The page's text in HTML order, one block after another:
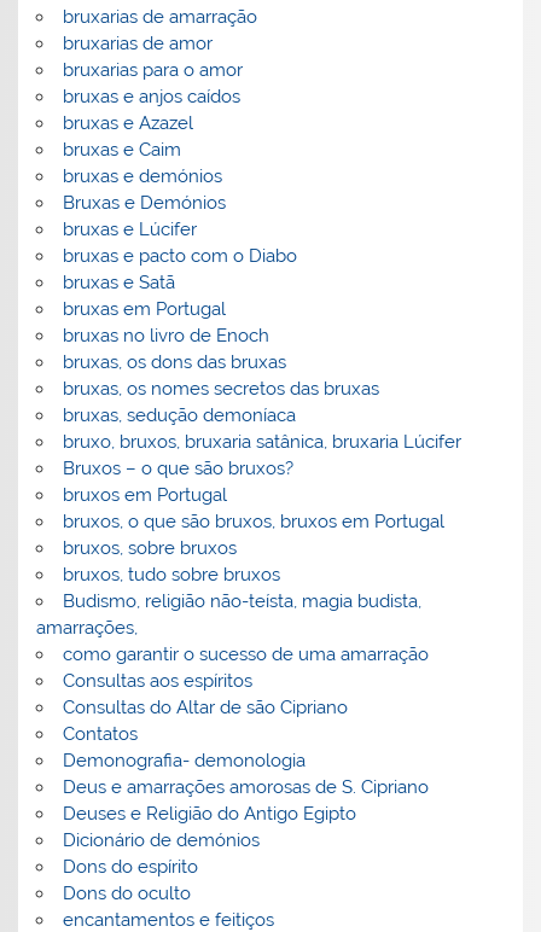
bruxarias de amarração
bruxarias de amor
bruxarias para o amor
bruxas e anjos caídos
bruxas e Azazel
bruxas e Caim
bruxas e demónios
Bruxas e Demónios
bruxas e Lúcifer
bruxas e pacto com o Diabo
bruxas e Satã
bruxas em Portugal
bruxas no livro de Enoch
bruxas, os dons das bruxas
bruxas, os nomes secretos das bruxas
bruxas, sedução demoníaca
bruxo, bruxos, bruxaria satânica, bruxaria Lúcifer
Bruxos – o que são bruxos?
bruxos em Portugal
bruxos, o que são bruxos, bruxos em Portugal
bruxos, sobre bruxos
bruxos, tudo sobre bruxos
Budismo, religião não-teísta, magia budista,
amarrações,
como garantir o sucesso de uma amarração
Consultas aos espíritos
Consultas do Altar de são Cipriano
Contatos
Demonografia- demonologia
Deus e amarrações amorosas de S. Cipriano
Deuses e Religião do Antigo Egipto
Dicionário de demónios
Dons do espírito
Dons do oculto
encantamentos e feitiços